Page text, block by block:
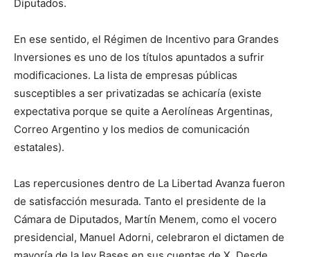
Diputados.
En ese sentido, el Régimen de Incentivo para Grandes
Inversiones es uno de los títulos apuntados a sufrir
modificaciones. La lista de empresas públicas
susceptibles a ser privatizadas se achicaría (existe
expectativa porque se quite a Aerolíneas Argentinas,
Correo Argentino y los medios de comunicación
estatales).
Las repercusiones dentro de La Libertad Avanza fueron
de satisfacción mesurada. Tanto el presidente de la
Cámara de Diputados, Martín Menem, como el vocero
presidencial, Manuel Adorni, celebraron el dictamen de